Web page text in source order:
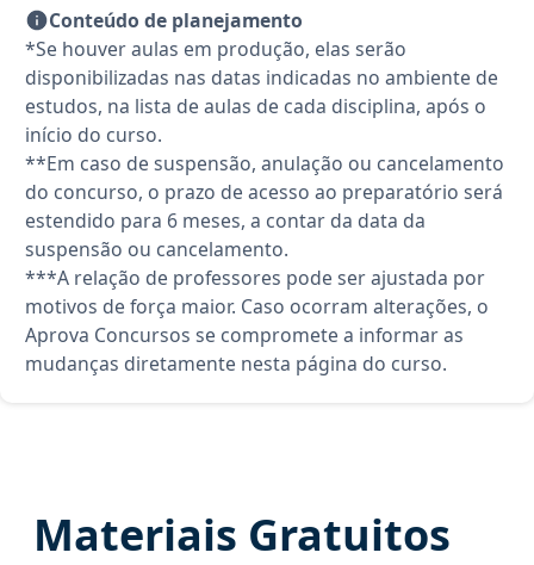
Conteúdo de planejamento
*Se houver aulas em produção, elas serão
disponibilizadas nas datas indicadas no ambiente de
estudos, na lista de aulas de cada disciplina, após o
início do curso.
**Em caso de suspensão, anulação ou cancelamento
do concurso, o prazo de acesso ao preparatório será
estendido para 6 meses, a contar da data da
suspensão ou cancelamento.
***A relação de professores pode ser ajustada por
motivos de força maior. Caso ocorram alterações, o
Aprova Concursos se compromete a informar as
mudanças diretamente nesta página do curso.
Materiais Gratuitos